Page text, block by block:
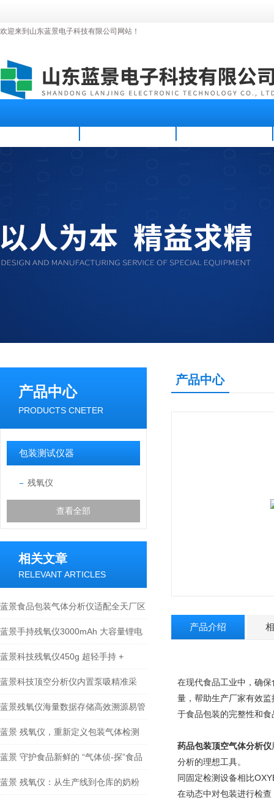
欢迎来到山东蓝景电子科技有限公司网站！
产品中心
PRODUCTS CNETER
包装测试仪器
残氧仪
查看全部
相关文章
RELEVANT ARTICLES
蓝景食品包装气体分析仪适配全天厂区
多点不间断巡检
蓝景手持残氧仪3000mAh 大容量锂电
池，连续续航 8 小时
蓝景科技残氧仪450g 超轻手持 +
3000mAh 长续航的特点
蓝景科技顶空分析仪内置泵吸精准采
样，软硬包装全覆盖
蓝景残氧仪海量数据存储高效溯源易管
理
蓝景 残氧仪，重新定义包装气体检测
蓝景 守护食品新鲜的 “气体侦-探”食品
包装气体分析仪让货架期管理更精准
蓝景 残氧仪：从生产线到仓库的奶粉
产品中心
产品介绍
在现代食品工业中，确
量，帮助生产厂家有效
于食品包装的完整性和
药品包装顶空气体分析仪
分析的理想工具。
同固定检测设备相比
在动态中对包装进行检